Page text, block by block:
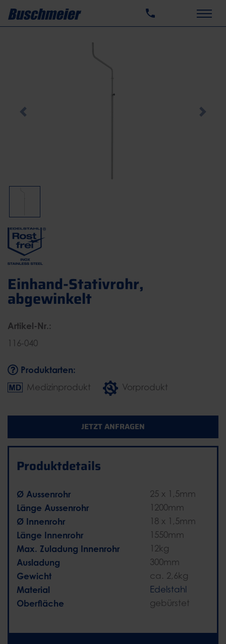
Previous Next
Einhand-Stativrohr,
abgewinkelt
Artikel-Nr.:
116-040
Produktarten:
Medizinprodukt Vorprodukt
JETZT ANFRAGEN
Produktdetails
Ø Aussenrohr 25 x 1,5mm
Länge Aussenrohr 1200mm
Ø Innenrohr 18 x 1,5mm
Länge Innenrohr 1550mm
Max. Zuladung Innenrohr 12kg
Ausladung 300mm
Gewicht ca. 2,6kg
Material Edelstahl
Oberfläche gebürstet